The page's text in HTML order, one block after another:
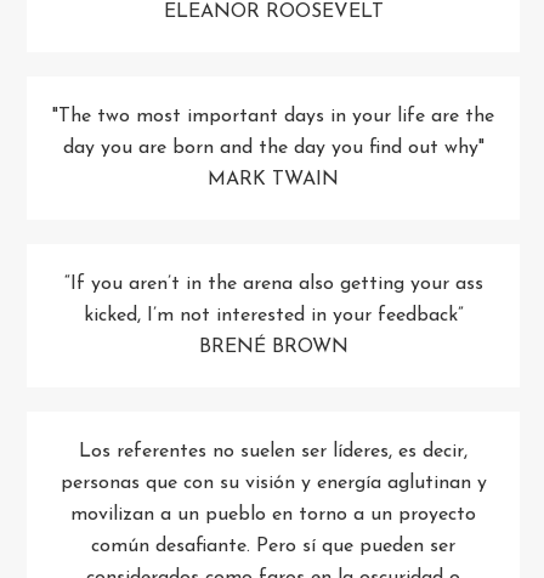
ELEANOR ROOSEVELT
"The two most important days in your life are the
day you are born and the day you find out why"
MARK TWAIN
“If you aren’t in the arena also getting your ass
kicked, I’m not interested in your feedback”
BRENÉ BROWN
Los referentes no suelen ser líderes, es decir,
personas que con su visión y energía aglutinan y
movilizan a un pueblo en torno a un proyecto
común desafiante. Pero sí que pueden ser